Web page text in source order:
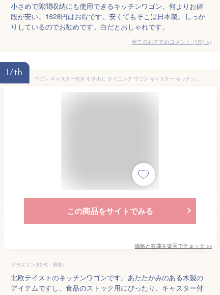
小さめで隙間収納にも使用できるキッチンワゴン。何よりお値
段が安い。1628円はお得です。安くてもそこは日本製。しっか
りしているのでお勧めです。白だとおしゃれです。
全てのおすすめコメント (1件) >
17th
ワゴン キャスター付き 引き出し ダイニング ワゴン キャスター キッチンワゴン キッチン ワゴン 木製 おしゃれ シンプル 北欧 トレー ダイニングワゴン 天然木 オーク材 juw-2952
この商品をサイトでみる
価格と在庫を楽天でチェック >>
グラスマン(60代・男性)
北欧テイストのキッチンワゴンです。あたたかみのある木製の
アイテムですし、食品のストック用にぴったり。キャスター付